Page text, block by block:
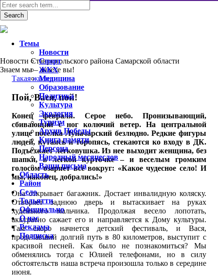
Новости Ставропольского района Самарской области
Знаем мы – знаете вы!
Такая жизнь
Пой, Вася, пой!
Конец февраля. Серое небо. Пронизывающий,
сбивающий с ног колючий ветер. На центральной
улице поселка Луначарский безлюдно. Редкие фигуры
людей, кутаясь и торопясь, стекаются ко входу в ДК.
Подъезжает легковушка. Из нее выходит женщина, без
шапки, в легкой курточке – и веселым громким
голосом озаряет всё вокруг: «Какое чудесное село! И
мы, наконец, добрались!»
Она открывает багажник. Достает инвалидную коляску.
Отворяет заднюю дверь и вытаскивает на руках
худенького мальчика. Продолжая весело лопотать,
аккуратно сажает его и направляется к Дому культуры.
Там скоро начнется детский фестиваль, и Вася,
проделавший долгий путь в 80 километров, выступит с
красивой песней. Как было не познакомиться? Мы
обменялись тогда с Юлией телефонами, но в силу
обстоятельств наша встреча произошла только в середине
июня.
Темы
Новости
Спорт
ЖКХ
Медицина
Образование
Политика
Культура
Экология
Туризм
Архив Победы
Книга памяти
Персона
Народный месяцеслов
Ваши письма
Область
Район
Село
Тольятти
Официально
О нас
Реклама
Подписка